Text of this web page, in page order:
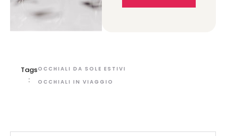
Tags
:
OCCHIALI DA SOLE ESTIVI
OCCHIALI IN VIAGGIO